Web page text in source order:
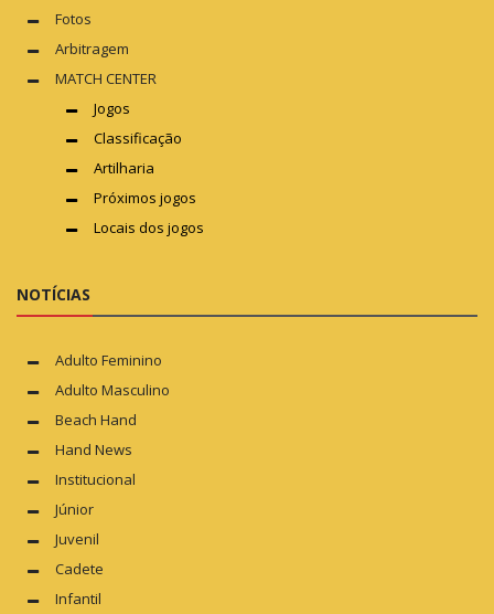
Fotos
Arbitragem
MATCH CENTER
Jogos
Classificação
Artilharia
Próximos jogos
Locais dos jogos
NOTÍCIAS
Adulto Feminino
Adulto Masculino
Beach Hand
Hand News
Institucional
Júnior
Juvenil
Cadete
Infantil